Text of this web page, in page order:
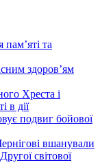
та
здоров’ям
Хреста і
в дії
подвиг бойової
вшанували
світової